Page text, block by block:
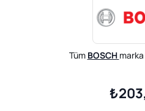
Tüm BOSCH